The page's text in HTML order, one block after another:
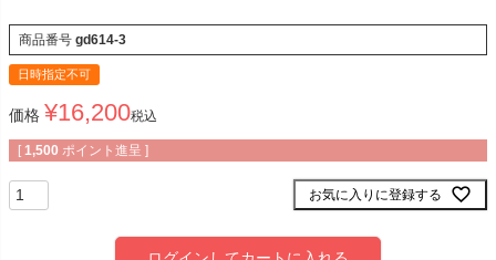
商品番号 gd614-3
日時指定不可
価格 ¥16,200税込
[ 1,500 ポイント進呈 ]
お気に入りに登録する